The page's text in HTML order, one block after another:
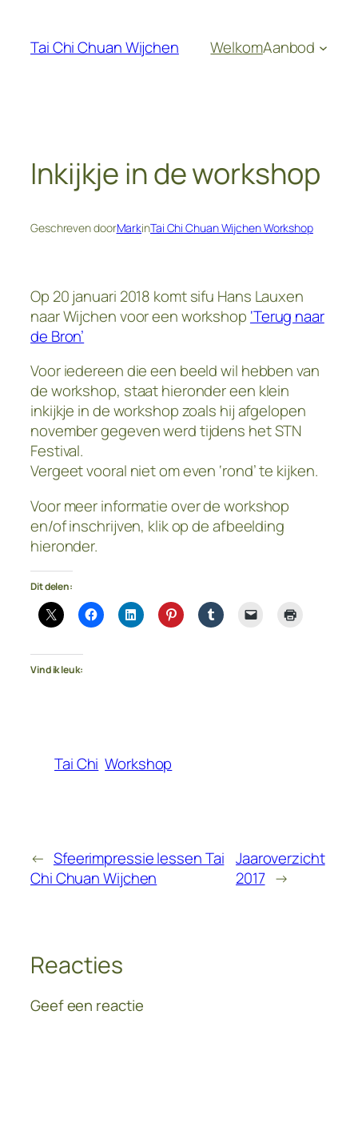
Tai Chi Chuan Wijchen WelkomAanbod
Inkijkje in de workshop
Geschreven doorMarkinTai Chi Chuan Wijchen Workshop
Op 20 januari 2018 komt sifu Hans Lauxen
naar Wijchen voor een workshop ‘Terug naar
de Bron’
Voor iedereen die een beeld wil hebben van
de workshop, staat hieronder een klein
inkijkje in de workshop zoals hij afgelopen
november gegeven werd tijdens het STN
Festival.
Vergeet vooral niet om even ‘rond’ te kijken.
Voor meer informatie over de workshop
en/of inschrijven, klik op de afbeelding
hieronder.
Dit delen:
Vind ik leuk:
Tai Chi Workshop
← Sfeerimpressie lessen Tai
Chi Chuan Wijchen
Jaaroverzicht
2017 →
Reacties
Geef een reactie